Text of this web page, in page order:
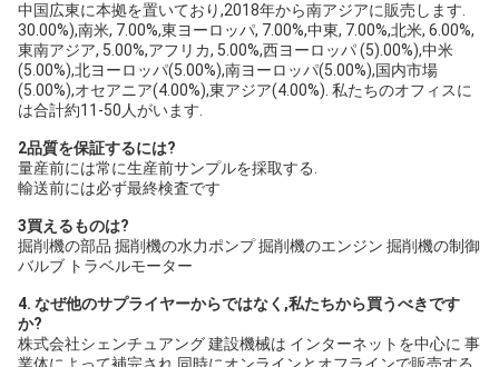
中国広東に本拠を置いており,2018年から南アジアに販売します.
30.00%),南米, 7.00%,東ヨーロッパ, 7.00%,中東, 7.00%,北米, 6.00%,
東南アジア, 5.00%,アフリカ, 5.00%,西ヨーロッパ (5).00%),中米
(5.00%),北ヨーロッパ(5.00%),南ヨーロッパ(5.00%),国内市場
(5.00%),オセアニア(4.00%),東アジア(4.00%). 私たちのオフィスに
は合計約11-50人がいます.
2品質を保証するには?
量産前には常に生産前サンプルを採取する.
輸送前には必ず最終検査です
3買えるものは?
掘削機の部品 掘削機の水力ポンプ 掘削機のエンジン 掘削機の制御
バルブ トラベルモーター
4. なぜ他のサプライヤーからではなく,私たちから買うべきです
か?
株式会社シェンチュアング 建設機械は インターネットを中心に 事